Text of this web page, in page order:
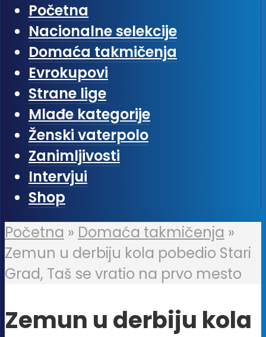
Početna
Nacionalne selekcije
Domaća takmičenja
Evrokupovi
Strane lige
Mlađe kategorije
Ženski vaterpolo
Zanimljivosti
Intervjui
Shop
Početna » Domaća takmičenja »
Zemun u derbiju kola pobedio Stari
Grad, Taš se vratio na prvo mesto
Zemun u derbiju kola